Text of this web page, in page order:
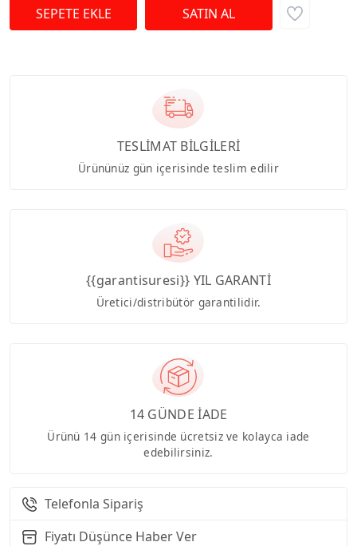
TESLİMAT BİLGİLERİ
Ürününüz gün içerisinde teslim edilir
{{garantisuresi}} YIL GARANTİ
Üretici/distribütör garantilidir.
14 GÜNDE İADE
Ürünü 14 gün içerisinde ücretsiz ve kolayca iade
edebilirsiniz.
Telefonla Sipariş
Fiyatı Düşünce Haber Ver